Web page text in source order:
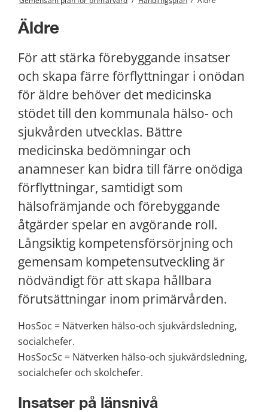
Äldre
För att stärka förebyggande insatser
och skapa färre förflyttningar i onödan
för äldre behöver det medicinska
stödet till den kommunala hälso- och
sjukvården utvecklas. Bättre
medicinska bedömningar och
anamneser kan bidra till färre onödiga
förflyttningar, samtidigt som
hälsofrämjande och förebyggande
åtgärder spelar en avgörande roll.
Långsiktig kompetensförsörjning och
gemensam kompetensutveckling är
nödvändigt för att skapa hållbara
förutsättningar inom primärvården.
HosSoc = Nätverken hälso-och sjukvårdsledning,
socialchefer.
HosSocSc = Nätverken hälso-och sjukvårdsledning,
socialchefer och skolchefer.
Insatser på länsnivå